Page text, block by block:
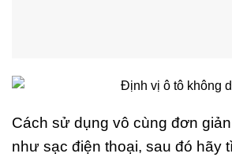
Cách sử dụng vô cùng đơn
như sạc điện thoại, sau đó hãy